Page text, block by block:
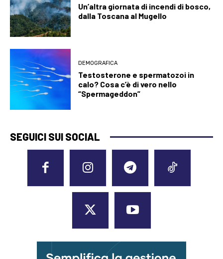
Un’altra giornata di incendi di bosco,
dalla Toscana al Mugello
DEMOGRAFICA
Testosterone e spermatozoi in
calo? Cosa c’è di vero nello
“Spermageddon”
SEGUICI SUI SOCIAL